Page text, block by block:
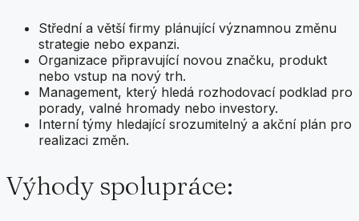
Střední a větší firmy plánující významnou změnu
strategie nebo expanzi.
Organizace připravující novou značku, produkt
nebo vstup na nový trh.
Management, který hledá rozhodovací podklad pro
porady, valné hromady nebo investory.
Interní týmy hledající srozumitelný a akční plán pro
realizaci změn.
Výhody spolupráce: